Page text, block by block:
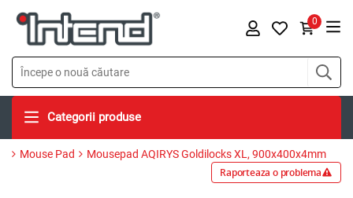
0
Categorii produse
Mouse Pad Mousepad AQIRYS Goldilocks XL, 900x400x4mm
Raporteaza o problema